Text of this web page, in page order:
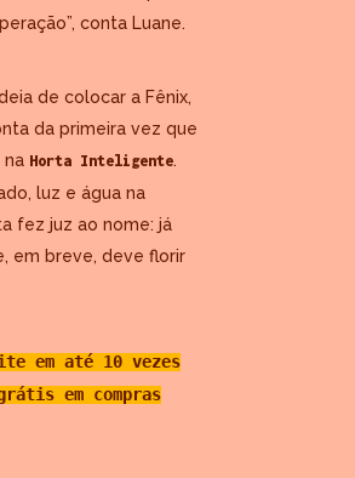
conta Luane.
de colocar a Fênix,
da primeira vez que
na Horta Inteligente.
luz e água na
fez juz ao nome: já
em breve, deve florir
em até 10 vezes
em compras